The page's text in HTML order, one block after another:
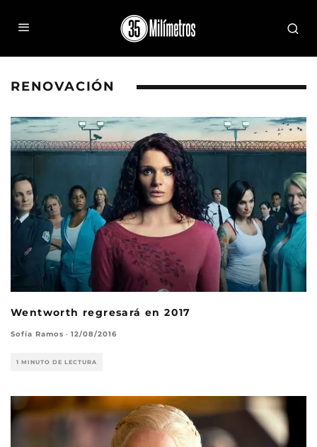
RENOVACIÓN
Wentworth regresará en 2017
Sofía Ramos · 12/08/2016
1 MINUTO DE LECTURA